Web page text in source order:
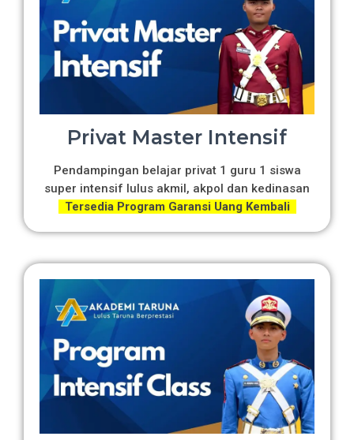
Privat Master Intensif
Pendampingan belajar privat 1 guru 1 siswa
super intensif lulus akmil, akpol dan kedinasan
Tersedia Program Garansi Uang Kembali